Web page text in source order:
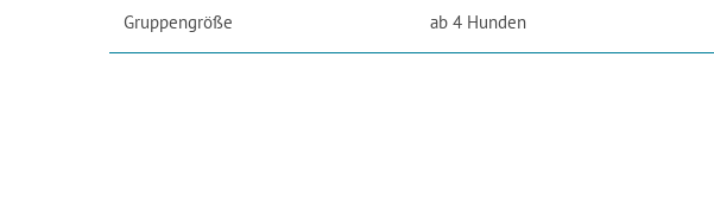
Gruppengröße ab 4 Hunden